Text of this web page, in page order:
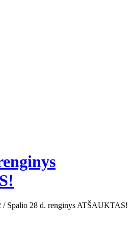
/ Spalio 28 d. renginys ATŠAUKTAS!